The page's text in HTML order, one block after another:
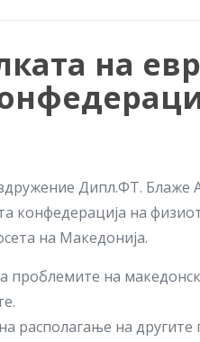
на
Дипл.ФТ. Блаже
конфедерација на
на Македонија.
проблемите на
располагање на другите